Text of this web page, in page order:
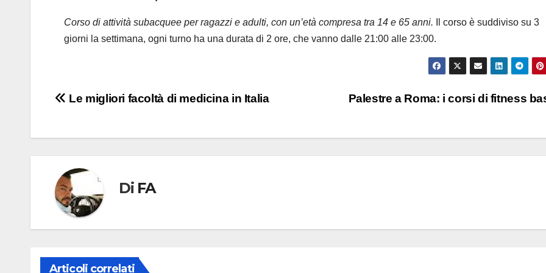
Corso di attività subacquee per ragazzi e adulti, con un’età compresa tra 14 e 65 anni. Il corso è suddiviso su 3
giorni la settimana, ogni turno ha una durata di 2 ore, che vanno dalle 21:00 alle 23:00.
Navigazione
Palestre a Roma: i corsi di fitness
Le migliori facoltà di medicina in Italia
Di FA
Articoli correlati